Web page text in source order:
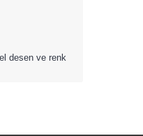
desen ve renk